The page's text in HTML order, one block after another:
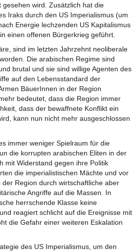
gesehen wird. Zusätzlich hat die
Iraks durch den US Imperialismus (um
Energie lechzenden US Kapitalismus
einen offenen Bürgerkrieg geführt.
sind im letzten Jahrzehnt neoliberale
Die arabischen Regime sind
brutal und sie sind willige Agenten des
auf den Lebensstandard der
BäuerInnen in der Region
bedeutet, dass die Region immer
dass der bewaffnete Konflikt ein
kann nun nicht mehr ausgeschlossen
immer weniger Spielraum für die
die korrupten arabischen Eliten in der
mit Widerstand gegen ihre Politik
die imperialistischen Mächte und vor
Region durch wirtschaftliche aber
Angriffe auf die Massen. In
herrschende Klasse keine
reagiert schlicht auf die Ereignisse mit
die Gefahr einer weiteren Eskalation
des US Imperialismus, um den